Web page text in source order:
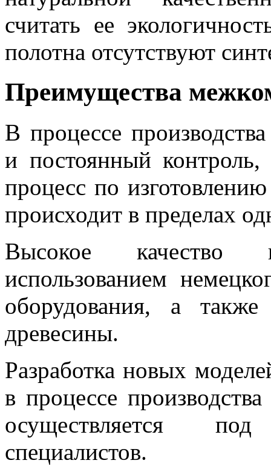
считать ее
полотна отсутствуют
Преимущества
В процессе
и постоянный контроль,
процесс по
происходит в пределах
Высокое качество
использованием
оборудования, а также
древесины.
Разработка новых
в процессе
осуществляется
специалистов.